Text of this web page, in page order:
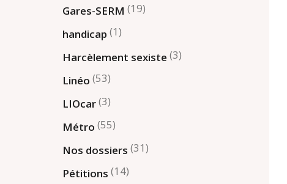
Gares-SERM (19)
handicap (1)
Harcèlement sexiste (3)
Linéo (53)
LIOcar(3)
Métro (55)
Nos dossiers (31)
Pétitions (14)